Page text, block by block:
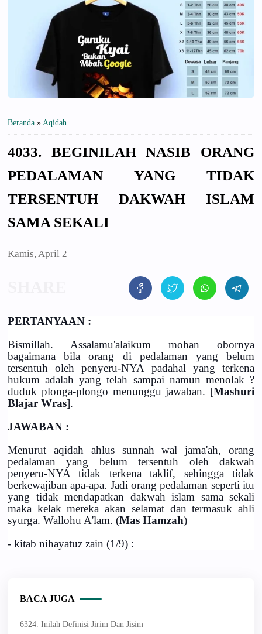
Beranda » Aqidah
4033. BEGINILAH NASIB ORANG
PEDALAMAN YANG TIDAK
TERSENTUH DAKWAH ISLAM
SAMA SEKALI
Kamis, April 2
PERTANYAAN :
Bismillah. Assalamu'alaikum mohan obornya
bagaimana bila orang di pedalaman yang belum
tersentuh oleh penyeru-NYA padahal yang terkena
hukum adalah yang telah sampai namun menolak ?
duduk plonga-plongo menunggu jawaban. [Mashuri
Blajar Wras].
JAWABAN :
Menurut aqidah ahlus sunnah wal jama'ah, orang
pedalaman yang belum tersentuh oleh dakwah
penyeru-NYA tidak terkena taklif, sehingga tidak
berkewajiban apa-apa. Jadi orang pedalaman seperti itu
yang tidak mendapatkan dakwah islam sama sekali
maka kelak mereka akan selamat dan termasuk ahli
syurga. Wallohu A'lam. (Mas Hamzah)
- kitab nihayatuz zain (1/9) :
BACA JUGA
6324. Inilah Definisi Jirim Dan Jisim